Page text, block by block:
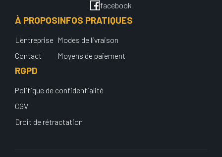
facebook
À PROPOS
L'entreprise
Contact
INFOS PRATIQUES
Modes de livraison
Moyens de paiement
RGPD
Politique de confidentialité
CGV
Droit de rétractation